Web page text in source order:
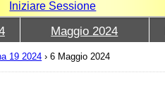
Iniziare Sessione
Maggio 2024
19 2024 ›6 Maggio 2024